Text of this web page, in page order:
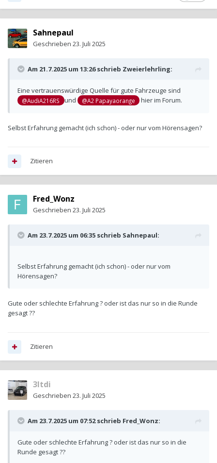
Sahnepaul
Geschrieben 23. Juli 2025
Am 21.7.2025 um 13:26 schrieb Zweierlehrling:
Eine vertrauenswürdige Quelle für gute Fahrzeuge sind
@AudiA216RS und @A2 Papayaorange hier im Forum.
Selbst Erfahrung gemacht (ich schon) - oder nur vom Hörensagen?
Zitieren
Fred_Wonz
Geschrieben 23. Juli 2025
Am 23.7.2025 um 06:35 schrieb Sahnepaul:
Selbst Erfahrung gemacht (ich schon) - oder nur vom
Hörensagen?
Gute oder schlechte Erfahrung ? oder ist das nur so in die Runde
gesagt ??
Zitieren
3ltdi
Geschrieben 23. Juli 2025
Am 23.7.2025 um 07:52 schrieb Fred_Wonz:
Gute oder schlechte Erfahrung ? oder ist das nur so in die
Runde gesagt ??